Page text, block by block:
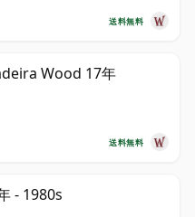
送料無料
Wood 17年
送料無料
- 1980s